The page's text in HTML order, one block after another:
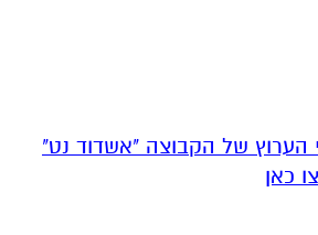
הערוץ של הקבוצה "אשדוד נט"